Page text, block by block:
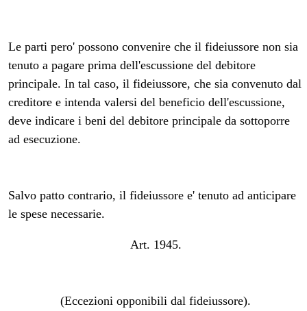
Le parti pero' possono convenire che il fideiussore non sia
tenuto a pagare prima dell'escussione del debitore
principale. In tal caso, il fideiussore, che sia convenuto dal
creditore e intenda valersi del beneficio dell'escussione,
deve indicare i beni del debitore principale da sottoporre
ad esecuzione.
Salvo patto contrario, il fideiussore e' tenuto ad anticipare
le spese necessarie.
Art. 1945.
(Eccezioni opponibili dal fideiussore).